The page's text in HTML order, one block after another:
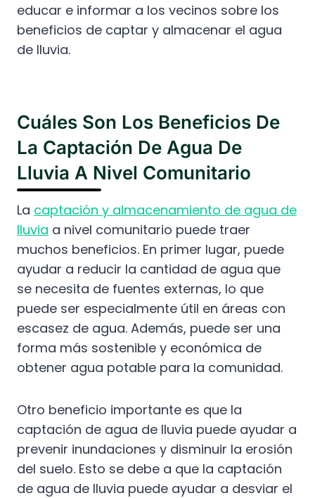
educar e informar a los vecinos sobre los
beneficios de captar y almacenar el agua
de lluvia.
Cuáles Son Los Beneficios De
La Captación De Agua De
Lluvia A Nivel Comunitario
La captación y almacenamiento de agua de
lluvia a nivel comunitario puede traer
muchos beneficios. En primer lugar, puede
ayudar a reducir la cantidad de agua que
se necesita de fuentes externas, lo que
puede ser especialmente útil en áreas con
escasez de agua. Además, puede ser una
forma más sostenible y económica de
obtener agua potable para la comunidad.
Otro beneficio importante es que la
captación de agua de lluvia puede ayudar a
prevenir inundaciones y disminuir la erosión
del suelo. Esto se debe a que la captación
de agua de lluvia puede ayudar a desviar el